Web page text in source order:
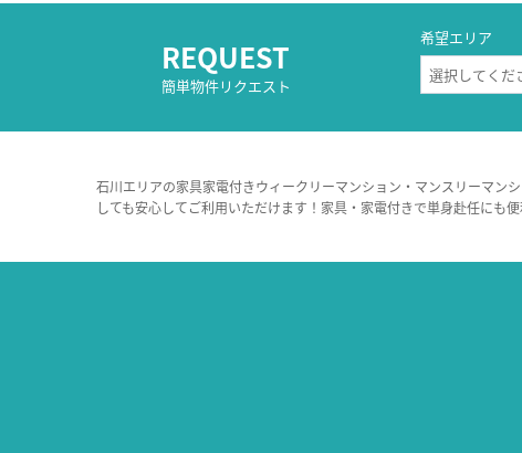
REQUEST
簡単物件リクエスト
希望エリア
石川エリアの家具家電付きウィークリーマンション・マンスリーマン
しても安心してご利用いただけます！家具・家電付きで単身赴任にも便